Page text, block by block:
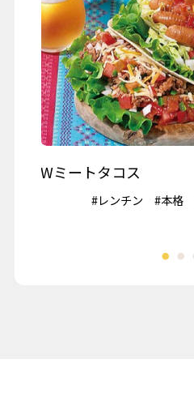
クリスマス
秋の行楽
ワイン
Wミートタコス
#レンチン #本格